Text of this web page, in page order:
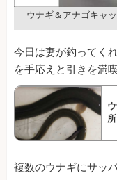
ウナギ＆アナゴキャ
今日は妻が釣ってく
を手応えと引きを満
複数のウナギにサッ